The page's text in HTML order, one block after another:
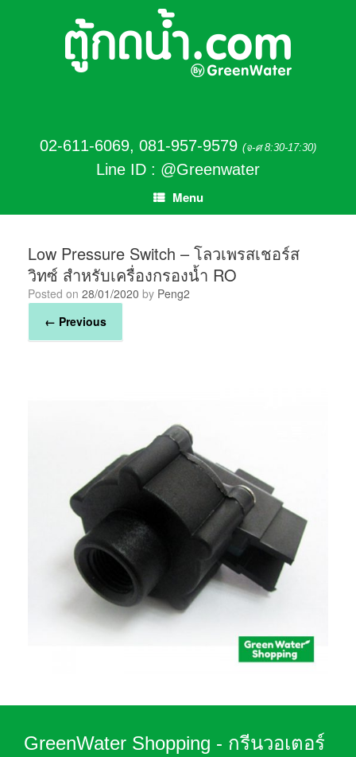
02-611-6069, 081-957-9579 (จ-ศ 8:30-17:30)
Line ID : @Greenwater
Menu
Low Pressure Switch – โลวเพรสเชอร์ส
วิทซ์ สำหรับเครื่องกรองน้ำ RO
Posted on 28/01/2020 by Peng2
← Previous
GreenWater Shopping - กรีนวอเตอร์